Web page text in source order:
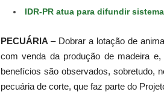
IDR-PR atua para difundir
PECUÁRIA– Dobrar a lotação de
com venda da produção de madeira
benefícios são observados, sobretudo,
pecuária de corte, que faz parte do